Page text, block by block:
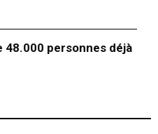
48.000 personnes déjà